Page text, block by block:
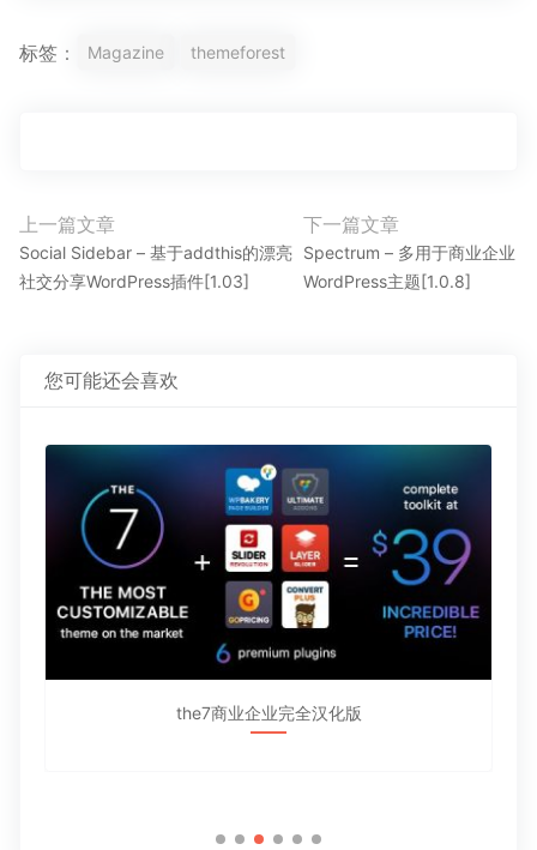
标签： Magazine themeforest
文
章
导
上一篇文章
上
一
章：
Social Sidebar – 基于addthis的漂亮
社交分享WordPress插件[1.03]
下一篇文章
下
一
Spectrum – 多用于商业企业
WordPress主题[1.0.8]
您可能还会喜欢
the7商业企业完全汉化版